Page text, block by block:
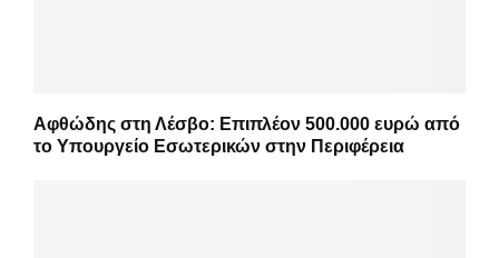
Αφθώδης στη Λέσβο: Επιπλέον 500.000 ευρώ από
το Υπουργείο Εσωτερικών στην Περιφέρεια